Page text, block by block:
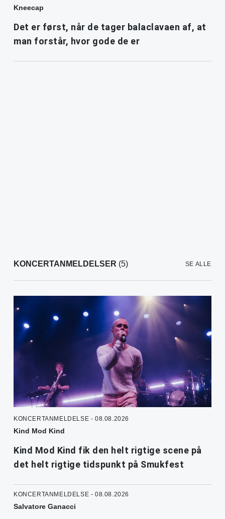
Kneecap
Det er først, når de tager balaclavaen af, at
man forstår, hvor gode de er
KONCERTANMELDELSER (5) SE ALLE
KONCERTANMELDELSE - 08.08.2026
Kind Mod Kind
Kind Mod Kind fik den helt rigtige scene på
det helt rigtige tidspunkt på Smukfest
KONCERTANMELDELSE - 08.08.2026
Salvatore Ganacci